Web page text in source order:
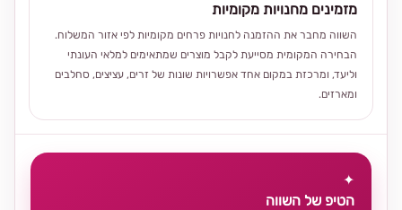
מזמינים מחנויות מקומיות
השווה מחבר את ההזמנה לחנויות פרחים מקומיות לפי אזור המשלוח.
הבחירה המקומית מסייעת לקבל מוצרים שמתאימים למלאי העונתי
וליעד, ומרכזת במקום אחד אפשרויות שונות של זרים, עציצים, סחלבים
ומארזים.
✦
הטיפ של השווה